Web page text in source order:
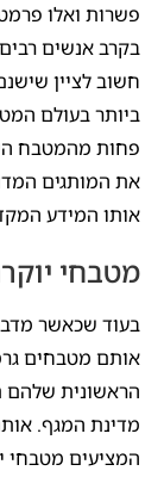
פשרות ואלו
בקרב אנשים
חשוב לציין
ביותר בעולם
פחות מהמטבח
את המותגים
אותו המידע
מטבחי
בעוד שכאשר
אותם מטבחים
הראשונית שלהם
מדינת המגף.
המציעים מטבחי